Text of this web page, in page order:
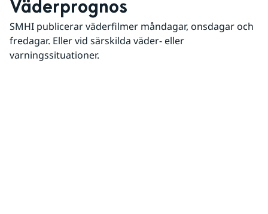
Väderprognos
SMHI publicerar väderfilmer måndagar, onsdagar och
fredagar. Eller vid särskilda väder- eller
varningssituationer.